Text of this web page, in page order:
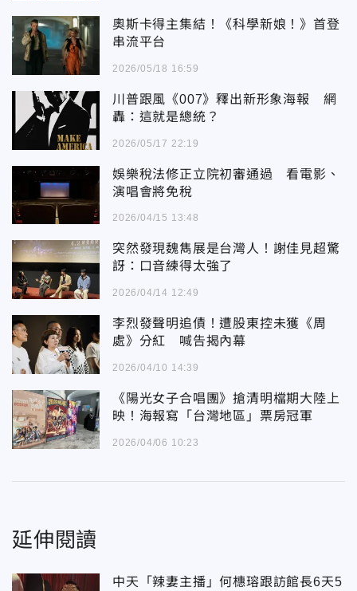
奧斯卡得主集結！《科學新娘！》首登
串流平台
2026/05/18 16:59
川普跟風《007》釋出新形象海報 網
轟：這就是總統？
2026/05/17 22:19
娛樂稅法修正立院初審通過 看電影、
演唱會將免稅
2026/04/15 13:48
突然發現魏雋展是台灣人！謝佳見超驚
訝：口音練得太強了
2026/04/14 12:49
李烈發聲明追債！遭股東控未獲《周
處》分紅 喊告揭內幕
2026/04/10 14:39
《陽光女子合唱團》搶清明檔期大陸上
映！海報寫「台灣地區」票房冠軍
2026/04/06 10:23
延伸閱讀
中天「辣妻主播」何橞瑢跟訪館長6天5